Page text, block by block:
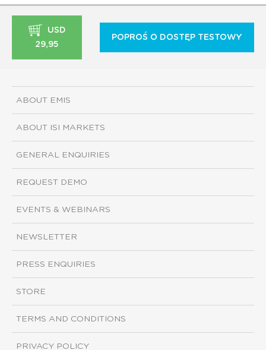
USD
29,95
POPROŚ O DOSTĘP TESTOWY
ABOUT EMIS
ABOUT ISI MARKETS
GENERAL ENQUIRIES
REQUEST DEMO
EVENTS & WEBINARS
NEWSLETTER
PRESS ENQUIRIES
STORE
TERMS AND CONDITIONS
PRIVACY POLICY